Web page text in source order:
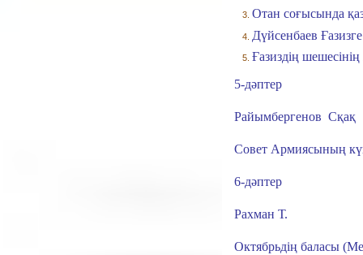
Отан соғысында
Дүйсенбаев
Ғазиздің
5-дәптер
Райымбергенов Сқақ
Совет Армиясының
6-дәптер
Рахман Т.
Октябрьдің баласы